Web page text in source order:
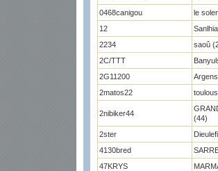
0468canigou
le
12
2234
saoû
2C/TTT
2G11200
2matos22
2nibiker44
(44)
2ster
4130bred
47KRYS